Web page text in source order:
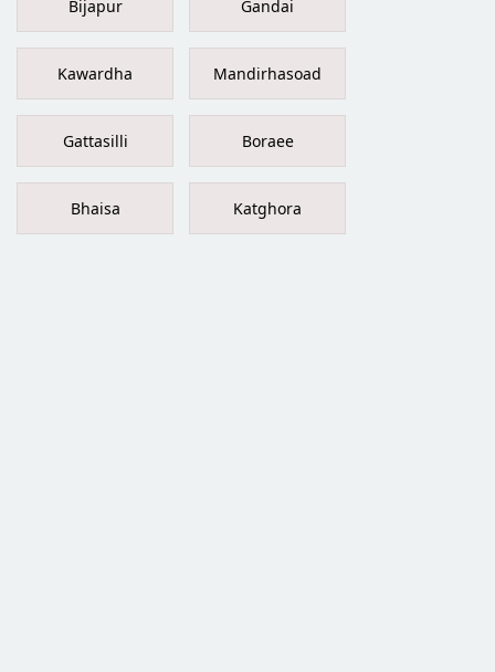
Bijapur Gandai
Kawardha Mandirhasoad
Gattasilli Boraee
Bhaisa Katghora